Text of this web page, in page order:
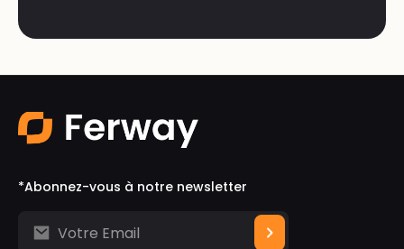
*Abonnez-vous à notre newsletter